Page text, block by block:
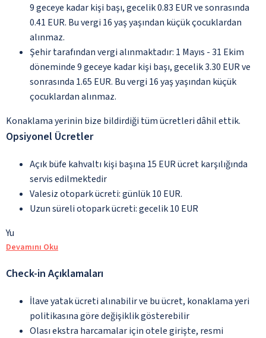
9 geceye kadar kişi başı, gecelik 0.83 EUR ve sonrasında
0.41 EUR. Bu vergi 16 yaş yaşından küçük çocuklardan
alınmaz.
Şehir tarafından vergi alınmaktadır: 1 Mayıs - 31 Ekim
döneminde 9 geceye kadar kişi başı, gecelik 3.30 EUR ve
sonrasında 1.65 EUR. Bu vergi 16 yaş yaşından küçük
çocuklardan alınmaz.
Konaklama yerinin bize bildirdiği tüm ücretleri dâhil ettik.
Opsiyonel Ücretler
Açık büfe kahvaltı kişi başına 15 EUR ücret karşılığında
servis edilmektedir
Valesiz otopark ücreti: günlük 10 EUR.
Uzun süreli otopark ücreti: gecelik 10 EUR
Yu
Devamını Oku
Check-in Açıklamaları
İlave yatak ücreti alınabilir ve bu ücret, konaklama yeri
politikasına göre değişiklik gösterebilir
Olası ekstra harcamalar için otele girişte, resmi